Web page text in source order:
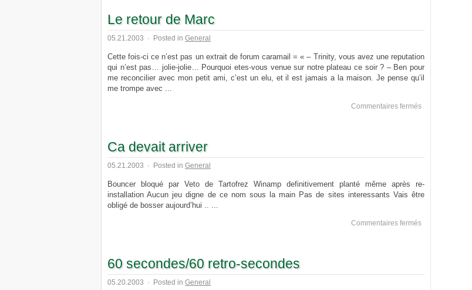
Le retour de Marc
05.21.2003 · Posted in General
Cette fois-ci ce n’est pas un extrait de forum caramail = « – Trinity, vous avez une reputation
qui n’est pas… jolie-jolie… Pourquoi etes-vous venue sur notre plateau ce soir ? – Ben pour
me reconcilier avec mon petit ami, c’est un elu, et il est jamais a la maison. Je pense qu’il
me trompe avec ...
Commentaires ferméssur
retour
Marc
Ca devait arriver
05.21.2003 · Posted in General
Bouncer bloqué par Veto de Tartofrez Winamp definitivement planté même après re-
installation Aucun jeu digne de ce nom sous la main Pas de sites interessants Vais être
obligé de bosser aujourd’hui .. ...
Commentaires ferméssur
devait
arriver
60 secondes/60 retro-secondes
05.20.2003 · Posted in General